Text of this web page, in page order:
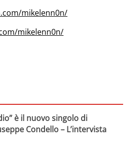
mikelenn0n/
mikelenn0n/
è il nuovo singolo di
Condello – L’intervista